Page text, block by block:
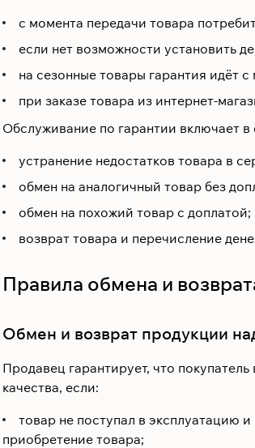
с момента передачи товара
если нет возможности установить
на сезонные товары гарантия идёт
при заказе товара из интернет-
Обслуживание по гарантии включает в
устранение недостатков товара в
обмен на аналогичный товар без
обмен на похожий товар с доплатой;
возврат товара и перечисление
Правила обмена и
Обмен и возврат продукции
Продавец гарантирует, что
качества, если:
товар не поступал в эксплуатацию
приобретение товара;